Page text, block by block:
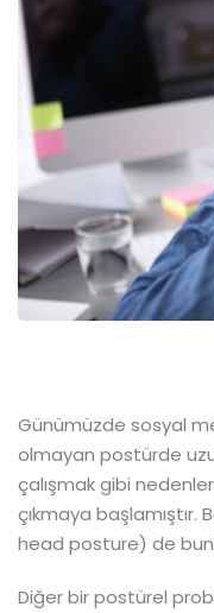
Günümüzde sosyal
olmayan postürde
çalışmak gibi
çıkmaya
head posture) de
Diğer bir postürel